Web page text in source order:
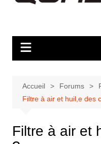
Accueil Forums
Filtre à air et huil,e des
Filtre à air et